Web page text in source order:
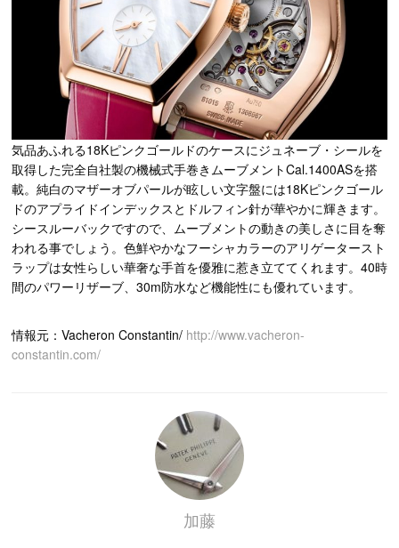
気品あふれる18Kピンクゴールドのケースにジュネーブ・シールを
取得した完全自社製の機械式手巻きムーブメントCal.1400ASを搭
載。純白のマザーオブパールが眩しい文字盤には18Kピンクゴール
ドのアプライドインデックスとドルフィン針が華やかに輝きます。
シースルーバックですので、ムーブメントの動きの美しさに目を奪
われる事でしょう。色鮮やかなフーシャカラーのアリゲータースト
ラップは女性らしい華奢な手首を優雅に惹き立ててくれます。40時
間のパワーリザーブ、30m防水など機能性にも優れています。
情報元：Vacheron Constantin/ http://www.vacheron-
constantin.com/
加藤